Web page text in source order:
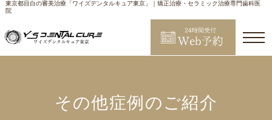
東京都目白の審美治療「ワイズデンタルキュア東京」｜矯正治療・セラミック治療専門歯科医
院
その他症例のご紹介